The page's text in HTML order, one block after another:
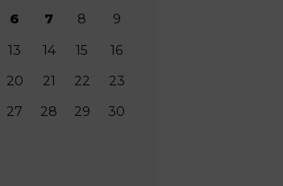
6 7 8 9
13 14 15
16
20 21 22
23
27 28 29
30